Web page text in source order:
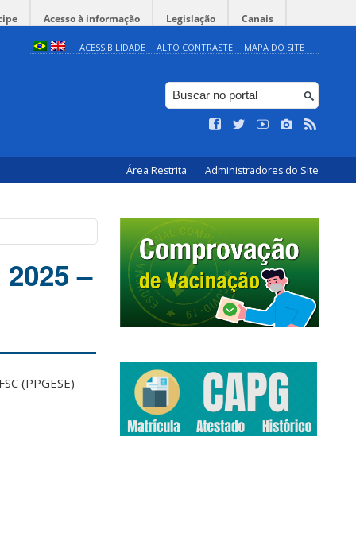
Acesso à informação Legislação Canais
ACESSIBILIDADE ALTO CONTRASTE MAPA DO SITE
Área Restrita Administradores do Site
–
(PPGESE)